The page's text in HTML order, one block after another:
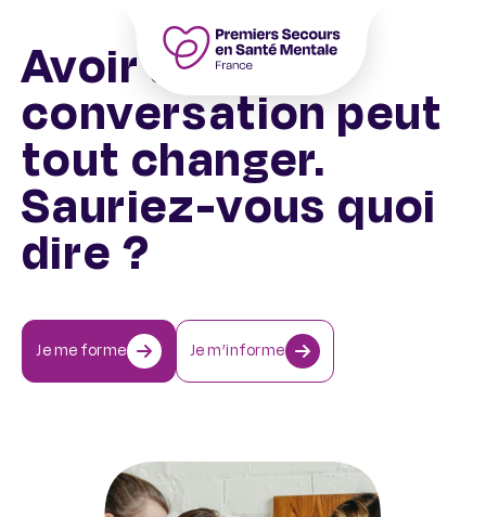
contenu
Avoir une
conversation peut
tout changer.
Sauriez-vous quoi
dire ?
Je me forme Je m’informe